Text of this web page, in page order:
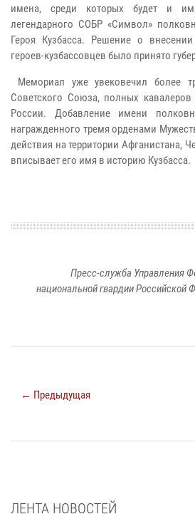
имена, среди которых будет и
легендарного СОБР «Символ»
Героя Кузбасса. Решение о
героев-кузбассовцев было принято
Мемориал уже увековечил более
Советского Союза, полных
России. Добавление имени
награжденного тремя орденами
действия на территории Афганистана,
вписывает его имя в историю Кузбасса.
Пресс-служба Управления
национальной гвардии Российской
← Предыдущая
ЛЕНТА НОВОСТЕЙ